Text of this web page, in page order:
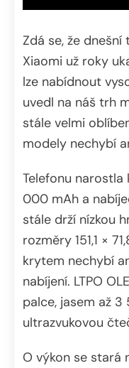
Zdá se, že
Xiaomi už roky
lze nabídnout
uvedl na náš trh
stále velmi
modely nechybí
Telefonu
000 mAh a
stále drží nízkou
rozměry 151,1 ×
krytem nechybí
nabíjení. LTPO
palce, jasem až
ultrazvukovou
O výkon se stará